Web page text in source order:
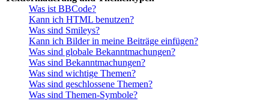
Was ist BBCode?
Kann ich HTML benutzen?
Was sind Smileys?
Kann ich Bilder in meine Beiträge einfügen?
Was sind globale Bekanntmachungen?
Was sind Bekanntmachungen?
Was sind wichtige Themen?
Was sind geschlossene Themen?
Was sind Themen-Symbole?